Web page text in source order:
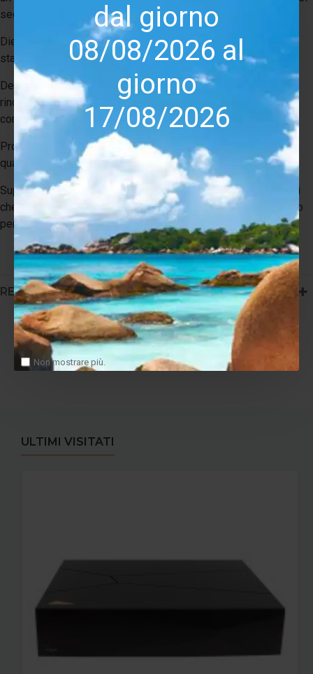
dal giorno
08/08/2026 al
giorno
17/08/2026
Non mostrare più.
segnale superiore.
Dielettrico in PP: garantisce la massima integrità del segnale,
stabilità chimica e lunga durata.
Design collaborativo: sviluppato in collaborazione con un
rinomato progettista di altoparlanti svedese; utilizzato anche
come cablaggio interno nella sua ultima linea di diffusori.
Prodotto con orgoglio in Svezia: realizzato con precisione e
qualità da esperti.
Supra XL Annorum: un cavo per altoparlanti ad alte prestazioni
che esalta il vero potenziale del tuo sistema audio. Progettato
per gli audiofili, progettato per durare a lungo.
RECENSIONI (0)
Tags: CavI Supra XL ANNORUM BIAMP COMBICON (mt.4)
ULTIMI VISITATI